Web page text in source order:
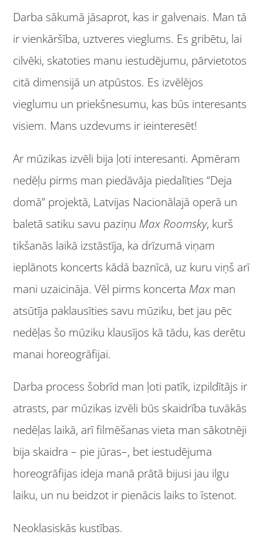
Darba sākumā jāsaprot, kas ir galvenais. Man tā
ir vienkāršība, uztveres vieglums. Es gribētu, lai
cilvēki, skatoties manu iestudējumu, pārvietotos
citā dimensijā un atpūstos. Es izvēlējos
vieglumu un priekšnesumu, kas būs interesants
visiem. Mans uzdevums ir ieinteresēt!
Ar mūzikas izvēli bija ļoti interesanti. Apmēram
nedēļu pirms man piedāvāja piedalīties “Deja
domā” projektā, Latvijas Nacionālajā operā un
baletā satiku savu paziņu Max Roomsky, kurš
tikšanās laikā izstāstīja, ka drīzumā viņam
ieplānots koncerts kādā baznīcā, uz kuru viņš arī
mani uzaicināja. Vēl pirms koncerta Max man
atsūtīja paklausīties savu mūziku, bet jau pēc
nedēļas šo mūziku klausījos kā tādu, kas derētu
manai horeogrāfijai.
Darba process šobrīd man ļoti patīk, izpildītājs ir
atrasts, par mūzikas izvēli būs skaidrība tuvākās
nedēļas laikā, arī filmēšanas vieta man sākotnēji
bija skaidra – pie jūras–, bet iestudējuma
horeogrāfijas ideja manā prātā bijusi jau ilgu
laiku, un nu beidzot ir pienācis laiks to īstenot.
Neoklasiskās kustības.